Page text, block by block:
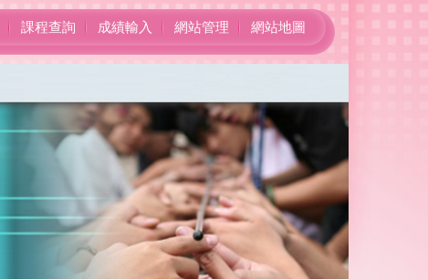
課程查詢 成績輸入 網站管理 網站地圖